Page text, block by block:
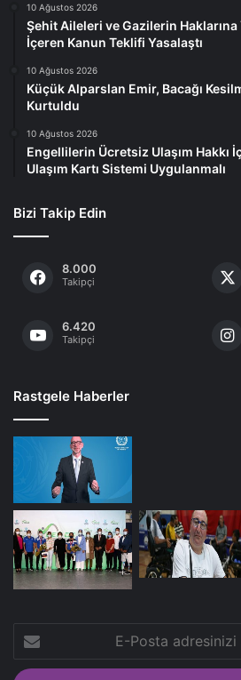
10 Ağustos 2026
Şehit Aileleri ve Gazilerin
İçeren Kanun Teklifi Yasalaştı
10 Ağustos 2026
Küçük Alparslan Emir, Bacağı
Kurtuldu
10 Ağustos 2026
Engellilerin Ücretsiz Ulaşım Hakkı
Ulaşım Kartı Sistemi Uygulanmalı
Bizi Takip Edin
8.000
Takipçi
6.420
Takipçi
Rastgele Haberler
E-
Posta
adresinizi